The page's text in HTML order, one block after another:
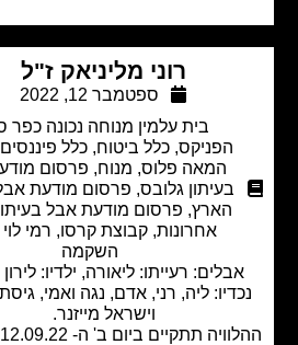
רוני מליניאק ז"ל
ספטמבר 12, 2022
בית עלמין מנוחה נכונה כפר סבא,
,כלל ביטוח,כלל פיננסים ,מועדון
המאה פלוס,מנוח,פרסום מודעת אבל
בעיתון גלובס, פרסום מודעת אבל בעיתון
פרסום מודעת אבל בעיתון ידיעות
אחרונות,קבוצת קרסו,רמי לוי שיווק
רעייתו: ליאורה, ילדיו: לירון וקורן,
ליה, רני, אדם, נגה ואמי, גיסתו: ציפי
וישראל מייזנר.
ההלוויה תתקיים ביום ב' ה- 12.09.22, בשעה